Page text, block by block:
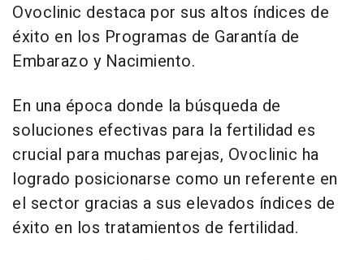
Ovoclinic destaca por sus altos índices de
éxito en los Programas de Garantía de
Embarazo y Nacimiento.
En una época donde la búsqueda de
soluciones efectivas para la fertilidad es
crucial para muchas parejas, Ovoclinic ha
logrado posicionarse como un referente en
el sector gracias a sus elevados índices de
éxito en los tratamientos de fertilidad.